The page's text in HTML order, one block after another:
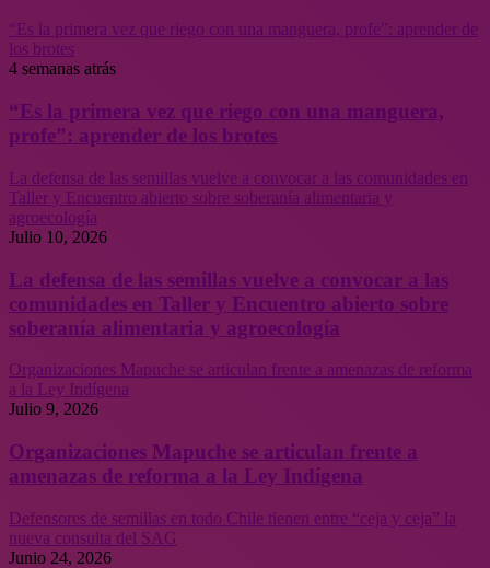
“Es la primera vez que riego con una manguera, profe”: aprender de
los brotes
4 semanas atrás
“Es la primera vez que riego con una manguera,
profe”: aprender de los brotes
La defensa de las semillas vuelve a convocar a las comunidades en
Taller y Encuentro abierto sobre soberanía alimentaria y
agroecología
Julio 10, 2026
La defensa de las semillas vuelve a convocar a las
comunidades en Taller y Encuentro abierto sobre
soberanía alimentaria y agroecología
Organizaciones Mapuche se articulan frente a amenazas de reforma
a la Ley Indígena
Julio 9, 2026
Organizaciones Mapuche se articulan frente a
amenazas de reforma a la Ley Indígena
Defensores de semillas en todo Chile tienen entre “ceja y ceja” la
nueva consulta del SAG
Junio 24, 2026